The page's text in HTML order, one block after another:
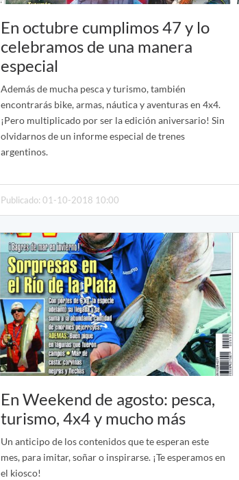
En octubre cumplimos 47 y lo
celebramos de una manera
especial
Además de mucha pesca y turismo, también
encontrarás bike, armas, náutica y aventuras en 4x4.
¡Pero multiplicado por ser la edición aniversario! Sin
olvidarnos de un informe especial de trenes
argentinos.
Publicado: 01-10-2018 10:00
En Weekend de agosto: pesca,
turismo, 4x4 y mucho más
Un anticipo de los contenidos que te esperan este
mes, para imitar, soñar o inspirarse. ¡Te esperamos en
el kiosco!